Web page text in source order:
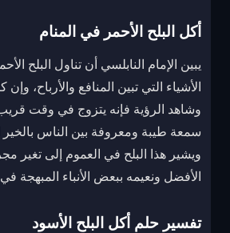
أكل البلح الأحمر في المنام
يبين الإمام النابلسي أن تناول البلح
الأشياء التي تبين المنافع والأرباح،
وشاهد الرؤية فإنه يتزوج في وقت قريب
سمعة طيبة ومعروفة بين الناس بالخير
ويشير هذا البلح في العموم إلى تغير
الأفضل ونعيمه ببعض الأنباء
تفسير حلم أكل البلح الأسود